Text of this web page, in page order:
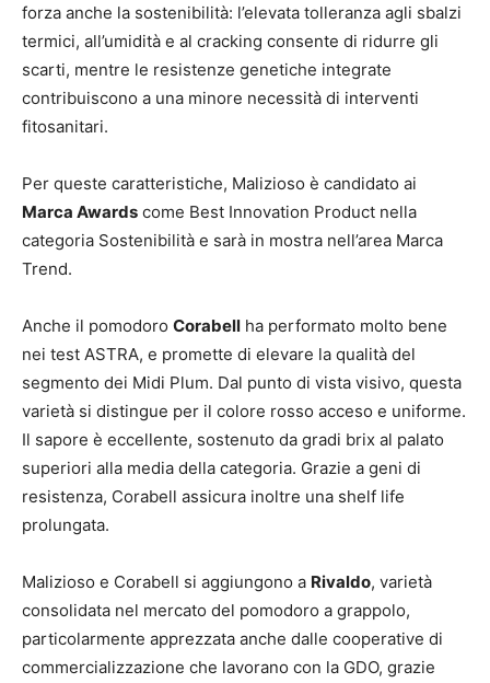
forza anche la sostenibilità: l’elevata tolleranza agli sbalzi
termici, all’umidità e al cracking consente di ridurre gli
scarti, mentre le resistenze genetiche integrate
contribuiscono a una minore necessità di interventi
fitosanitari.
Per queste caratteristiche, Malizioso è candidato ai
Marca Awards come Best Innovation Product nella
categoria Sostenibilità e sarà in mostra nell’area Marca
Trend.
Anche il pomodoro Corabell ha performato molto bene
nei test ASTRA, e promette di elevare la qualità del
segmento dei Midi Plum. Dal punto di vista visivo, questa
varietà si distingue per il colore rosso acceso e uniforme.
Il sapore è eccellente, sostenuto da gradi brix al palato
superiori alla media della categoria. Grazie a geni di
resistenza, Corabell assicura inoltre una shelf life
prolungata.
Malizioso e Corabell si aggiungono a Rivaldo, varietà
consolidata nel mercato del pomodoro a grappolo,
particolarmente apprezzata anche dalle cooperative di
commercializzazione che lavorano con la GDO, grazie